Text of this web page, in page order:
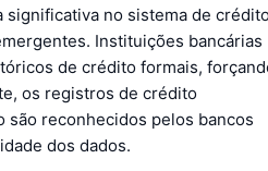
significativa no sistema de
Instituições bancárias
de crédito formais,
os registros de crédito
são reconhecidos pelos bancos
dos dados.